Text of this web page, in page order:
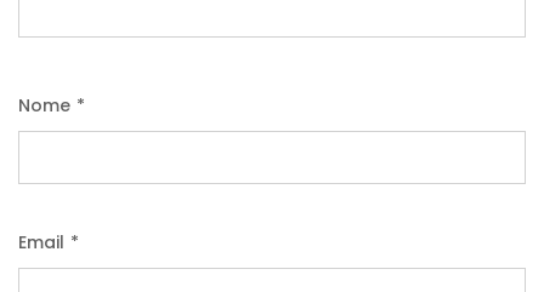
Nome *
Email *